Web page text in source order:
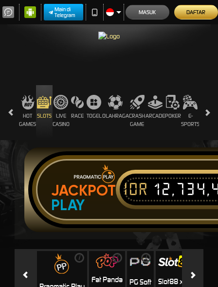
Main di
Telegram
MASUK DAFTAR
HOT
GAMES
SLOTS
LIVE
CASINO
RACE TOGEL OLAHRAGACRASH
GAME
ARCADEPOKER
E-
SPORTS
JACKPOT
PLAY
IDR
i i
Fat Panda
i
PG Soft Slot88 x PP